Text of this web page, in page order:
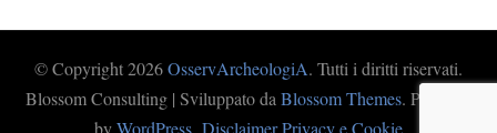
© Copyright 2026OsservArcheologiA. Tutti i diritti riservati.
Blossom Consulting | Sviluppato daBlossom Themes. Powered